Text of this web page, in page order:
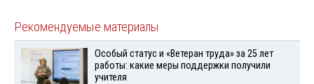
Рекомендуемые материалы
Особый статус и «Ветеран труда» за 25 лет
работы: какие меры поддержки получили
учителя